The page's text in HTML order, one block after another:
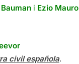
i Ezio Mauro
civil española.